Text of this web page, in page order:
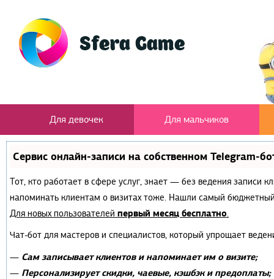
Для девочек Для мальчиков
Сервис онлайн-записи на собственном Telegram-
Тот, кто работает в сфере услуг, знает — без ведения записи
напоминать клиентам о визитах тоже. Нашли самый
Для новых пользователей первый месяц бесплатно.
Чат-бот для мастеров и специалистов, который упрощает
— Сам записывает клиентов и напоминает им о визите;
— Персонализирует скидки, чаевые, кэшбэк и предоплаты;